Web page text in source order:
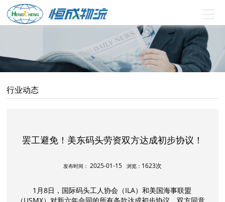
行业动态
罢工避免！美东码头劳资双方达成初步协议！
发布时间： 2025-01-15 浏览： 1623次
1月8日，国际码头工人协会（ILA）和美国海事联盟